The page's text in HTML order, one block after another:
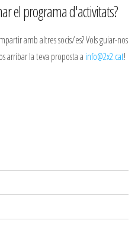
el programa d'activitats?
amb altres socis/es? Vols guiar-nos
arribar la teva proposta a info@2x2.cat!